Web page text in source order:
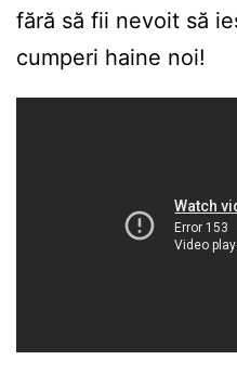
fără să fii nevoit să
cumperi haine noi!